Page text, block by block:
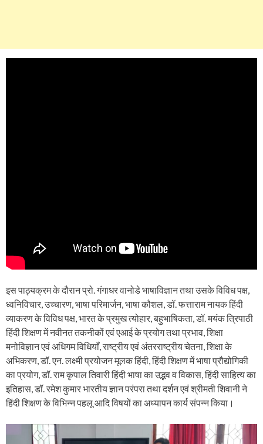
इस पाठ्यक्रम के दौरान प्रो. गंगाधर वानोडे भाषाविज्ञान तथा उसके विविध पक्ष,
ध्वनिविचार, उच्चारण, भाषा परिमार्जन, भाषा कौशल, डॉ. फत्ताराम नायक हिंदी
व्याकरण के विविध पक्ष, भारत के प्रमुख त्योहार, बहुभाषिकता, डॉ. मयंक त्रिपाठी
हिंदी शिक्षण में नवीनत तकनीकों एवं एआई के प्रयोग तथा प्रभाव, शिक्षा
मनोविज्ञान एवं अधिगम विधियाँ, राष्ट्रीय एवं अंतरराष्ट्रीय चेतना, शिक्षा के
अभिकरण, डॉ. एन. लक्ष्मी प्रयोजन मूलक हिंदी, हिंदी शिक्षण में भाषा प्रौद्योगिकी
का प्रयोग, डॉ. राम कृपाल तिवारी हिंदी भाषा का उद्भव व विकास, हिंदी साहित्य का
इतिहास, डॉ. रमेश कुमार भारतीय ज्ञान परंपरा तथा दर्शन एवं श्रीमती शिवानी ने
हिंदी शिक्षण के विभिन्न पहलू आदि विषयों का अध्यापन कार्य संपन्न किया।